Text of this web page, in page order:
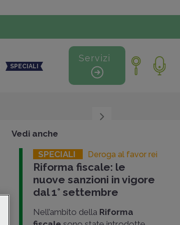
SPECIALI
Servizi
Vedi anche
SPECIALI Deroga al favor rei
Riforma fiscale: le
nuove sanzioni in vigore
dal 1° settembre
Nell’ambito della Riforma